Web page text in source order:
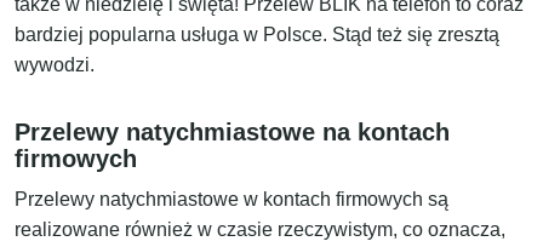
bardziej popularna usługa w Polsce. Stąd też się zresztą
wywodzi.
Przelewy natychmiastowe na kontach
firmowych
Przelewy natychmiastowe w kontach firmowych są
realizowane również w czasie rzeczywistym, co oznacza,